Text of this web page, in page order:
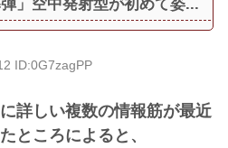
」空中発射型が初めて姿...
ID:0G7zagPP
詳しい複数の情報筋が最近
ところによると、